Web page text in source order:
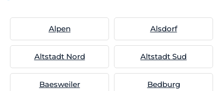
Alpen Alsdorf
Altstadt Nord Altstadt Sud
Baesweiler Bedburg